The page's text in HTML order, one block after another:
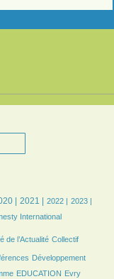
| 2021 | 2022 | 2023 |
International
de l’Actualité Collectif
Développement
EDUCATION Evry